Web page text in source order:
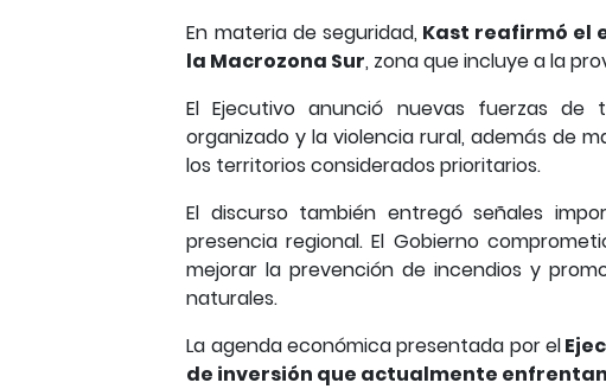
En materia de seguridad, Kast reafirmó el
la Macrozona Sur, zona que incluye a la
El Ejecutivo anunció nuevas fuerzas de
organizado y la violencia rural, además de
los territorios considerados prioritarios.
El discurso también entregó señales
presencia regional. El Gobierno
mejorar la prevención de incendios y
naturales.
La agenda económica presentada por el
de inversión que actualmente enfrentan